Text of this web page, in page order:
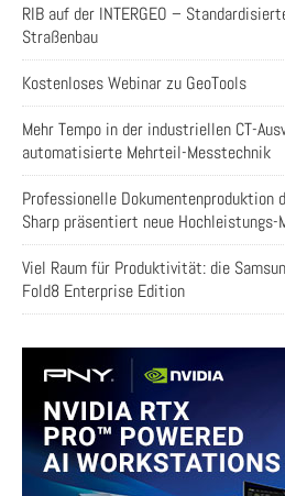
RIB auf der INTERGEO –
Straßenbau
Kostenloses Webinar zu GeoTools
Mehr Tempo in der industriellen CT-
automatisierte Mehrteil-Messtechnik
Professionelle Dokumentenproduktion
Sharp präsentiert neue Hochleistungs-
Viel Raum für Produktivität: die
Fold8 Enterprise Edition